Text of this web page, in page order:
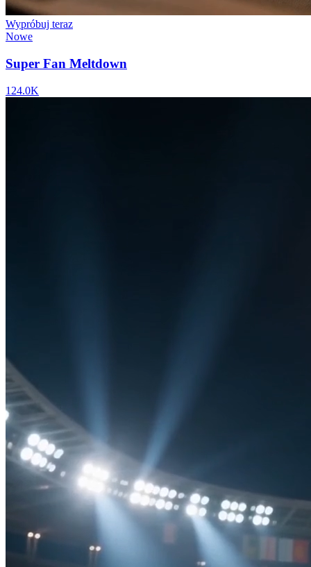
Wypróbuj teraz
Nowe
Super Fan Meltdown
124.0K